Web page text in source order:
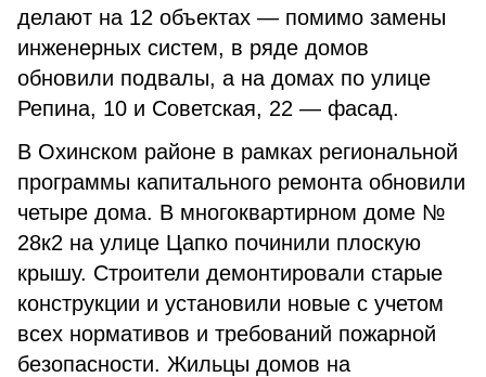
делают на 12 объектах — помимо замены
инженерных систем, в ряде домов
обновили подвалы, а на домах по улице
Репина, 10 и Советская, 22 — фасад.
В Охинском районе в рамках региональной
программы капитального ремонта обновили
четыре дома. В многоквартирном доме №
28к2 на улице Цапко починили плоскую
крышу. Строители демонтировали старые
конструкции и установили новые с учетом
всех нормативов и требований пожарной
безопасности. Жильцы домов на